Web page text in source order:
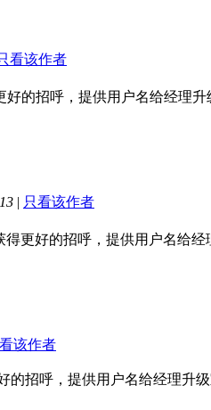
看该作者
的招呼，提供用户名给经理
| 只看该作者
更好的招呼，提供用户名给
该作者
的招呼，提供用户名给经理升